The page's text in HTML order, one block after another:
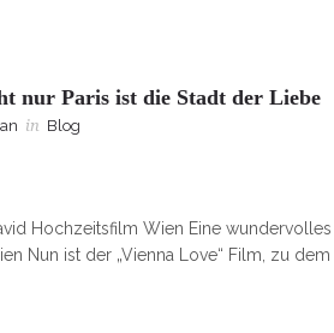
nur Paris ist die Stadt der Liebe
in Blog
Hochzeitsfilm Wien Eine
Nun ist der „Vienna Love“ Film, zu